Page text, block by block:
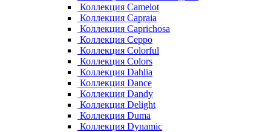
Коллекция Camelot
Коллекция Capraia
Коллекция Caprichosa
Коллекция Ceppo
Коллекция Colorful
Коллекция Colors
Коллекция Dahlia
Коллекция Dance
Коллекция Dandy
Коллекция Delight
Коллекция Duma
Коллекция Dynamic